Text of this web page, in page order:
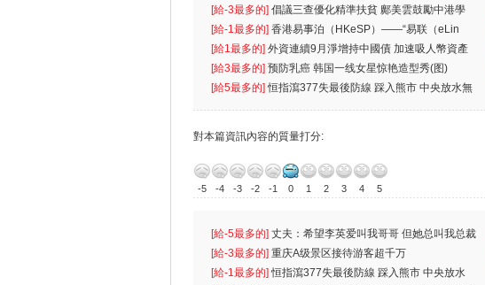
首位
[給-3最多的] 倡議三查優化精準扶貧 鄺美雲鼓勵中港學
生
[給-1最多的] 香港易事泊（HKeSP）——“易联（eLin
k）”项目
[給1最多的] 外資連續9月淨增持中國債 加速吸人幣資產
[給3最多的] 预防乳癌 韩国一线女星惊艳造型秀(图)
[給5最多的]恒指瀉377失最後防線 踩入熊市 中央放水無
對本篇資訊內容的質量打分:
-5 -4 -3 -2 -1 0 1 2 3 4 5
[給-5最多的] 丈夫：希望李英爱叫我哥哥 但她总叫我总裁
先
[給-3最多的] 重庆A级景区接待游客超千万
[給-1最多的]恒指瀉377失最後防線 踩入熊市 中央放水